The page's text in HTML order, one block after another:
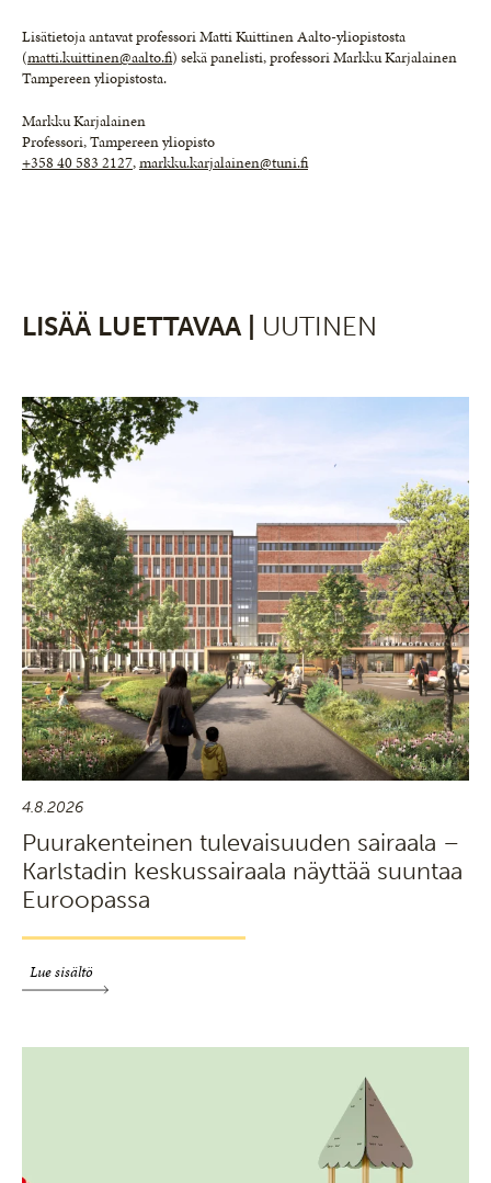
Lisätietoja antavat professori Matti Kuittinen Aalto-yliopistosta
(matti.kuittinen@aalto.fi) sekä panelisti, professori Markku Karjalainen
Tampereen yliopistosta.
Markku Karjalainen
Professori, Tampereen yliopisto
+358 40 583 2127,markku.karjalainen@tuni.fi
LISÄÄ LUETTAVAA | UUTINEN
4.8.2026
Puurakenteinen tulevaisuuden sairaala –
Karlstadin keskussairaala näyttää suuntaa
Euroopassa
Lue sisältö